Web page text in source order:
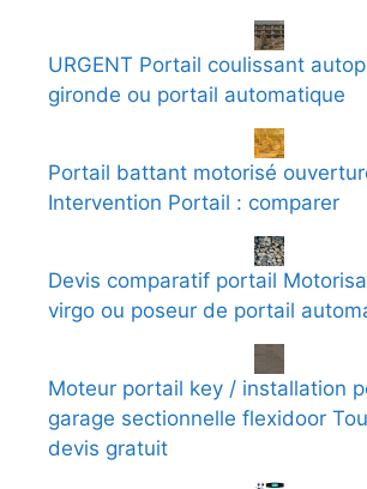
URGENT Portail coulissant
gironde ou portail automatique
Portail battant motorisé
Intervention Portail : comparer
Devis comparatif portail
virgo ou poseur de portail
Moteur portail key / installation
garage sectionnelle flexidoor
devis gratuit